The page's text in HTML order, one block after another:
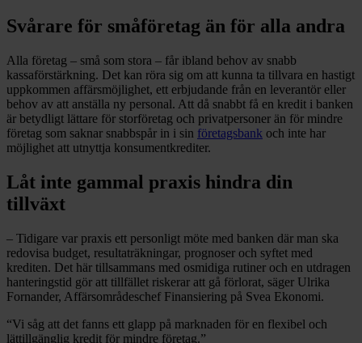
Svårare för småföretag än för alla andra
Alla företag – små som stora – får ibland behov av snabb
kassaförstärkning. Det kan röra sig om att kunna ta tillvara en hastigt
uppkommen affärsmöjlighet, ett erbjudande från en leverantör eller
behov av att anställa ny personal. Att då snabbt få en kredit i banken
är betydligt lättare för storföretag och privatpersoner än för mindre
företag som saknar snabbspår in i sin företagsbank och inte har
möjlighet att utnyttja konsumentkrediter.
Låt inte gammal praxis hindra din
tillväxt
– Tidigare var praxis ett personligt möte med banken där man ska
redovisa budget, resultaträkningar, prognoser och syftet med
krediten. Det här tillsammans med osmidiga rutiner och en utdragen
hanteringstid gör att tillfället riskerar att gå förlorat, säger Ulrika
Fornander, Affärsområdeschef Finansiering på Svea Ekonomi.
“Vi såg att det fanns ett glapp på marknaden för en flexibel och
lättillgänglig kredit för mindre företag.”